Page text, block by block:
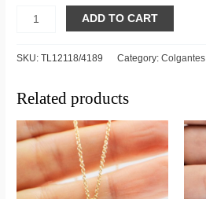
Gargantilla
oro
de
kts
con
lapislázuli
oval
ADD TO CART
SKU:TL12118/4189 Category:Colgantes
Related products